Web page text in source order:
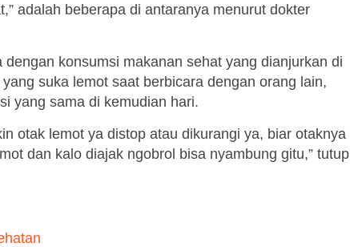
adalah beberapa di antaranya menurut dokter
dengan konsumsi makanan sehat yang dianjurkan di
suka lemot saat berbicara dengan orang lain,
yang sama di kemudian hari.
otak lemot ya distop atau dikurangi ya, biar otaknya
dan kalo diajak ngobrol bisa nyambung gitu,” tutup